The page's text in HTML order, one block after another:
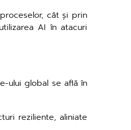
cât și prin
AI în atacuri
ului global se află în
reziliente, aliniate